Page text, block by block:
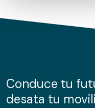
de cookies.
información sobre el
nuestros partners de
Conduce tu
desata tu